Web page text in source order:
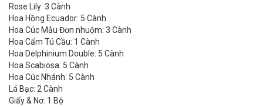
Rose Lily: 3 Cành
Hoa Hồng Ecuador: 5 Cành
Hoa Cúc Mẫu Đơn nhuộm: 3 Cành
Hoa Cẩm Tú Cầu: 1 Cành
Hoa Delphinium Double: 5 Cành
Hoa Scabiosa: 5 Cành
Hoa Cúc Nhánh: 5 Cành
Lá Bạc: 2 Cành
Giấy & Nơ: 1 Bộ